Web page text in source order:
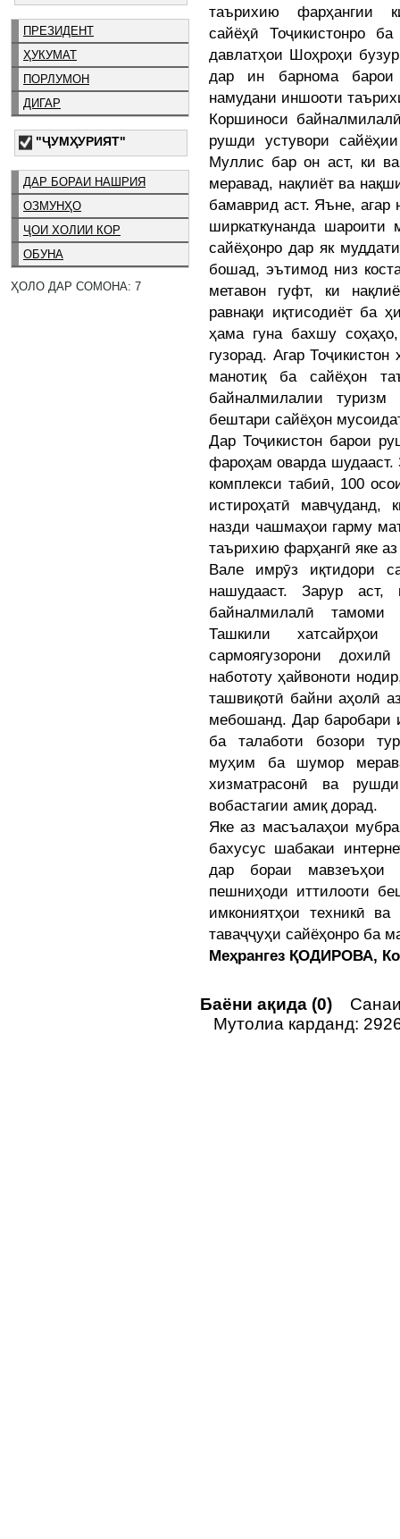
ПРЕЗИДЕНТ
ҲУКУМАТ
ПОРЛУМОН
ДИГАР
"ҶУМҲУРИЯТ"
ДАР БОРАИ НАШРИЯ
ОЗМУНҲО
ҶОИ ХОЛИИ КОР
ОБУНА
ҲОЛО ДАР СОМОНА: 7
таърихию фарҳангии
сайёҳӣ Тоҷикистонро
давлатҳои Шоҳроҳи
дар ин барнома барои
намудани иншооти
Коршиноси
рушди устувори
Муллис бар он аст, ки
меравад, нақлиёт ва
бамаврид аст. Яъне, агар
ширкаткунанда шароити
сайёҳонро дар як
бошад, эътимод низ
метавон гуфт, ки
равнақи иқтисодиёт ба
ҳама гуна бахшу
гузорад. Агар
манотиқ ба сайёҳон
байналмилалии
бештари сайёҳон
Дар Тоҷикистон барои
фароҳам оварда
комплекси табиӣ, 100
истироҳатӣ мавҷуданд,
назди чашмаҳои гарму
таърихию фарҳангӣ яке
Вале имрӯз иқтидори
нашудааст. Зарур
байналмилалӣ
Ташкили
сармоягузорони
набототу ҳайвоноти
ташвиқотӣ байни аҳолӣ
мебошанд. Дар баробари
ба талаботи бозори
муҳим ба шумор
хизматрасонӣ ва
вобастагии амиқ дорад.
Яке аз масъалаҳои
бахусус шабакаи
дар бораи мавзеъҳои
пешниҳоди иттилооти
имкониятҳои техникӣ
таваҷҷуҳи сайёҳонро ба
Меҳрангез ҚОДИРОВА,
Баёни ақида (0)
Мутолиа карданд: